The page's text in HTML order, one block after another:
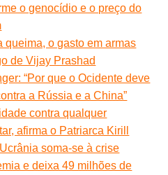
o genocídio e o preço do
queima, o gasto em armas
de Vijay Prashad
“Por que o Ocidente deve
a Rússia e a China”
contra qualquer
afirma o Patriarca Kirill
soma-se à crise
e deixa 49 milhões de